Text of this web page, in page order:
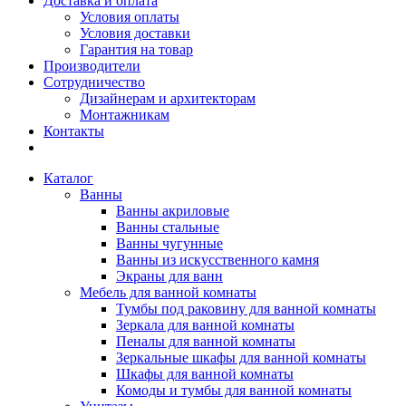
Условия оплаты
Условия доставки
Гарантия на товар
Производители
Сотрудничество
Дизайнерам и архитекторам
Монтажникам
Контакты
Каталог
Ванны
Ванны акриловые
Ванны стальные
Ванны чугунные
Ванны из искусственного камня
Экраны для ванн
Мебель для ванной комнаты
Тумбы под раковину для ванной комнаты
Зеркала для ванной комнаты
Пеналы для ванной комнаты
Зеркальные шкафы для ванной комнаты
Шкафы для ванной комнаты
Комоды и тумбы для ванной комнаты